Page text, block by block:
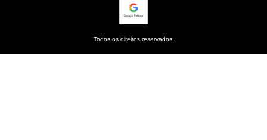
Todos os direitos reservados.